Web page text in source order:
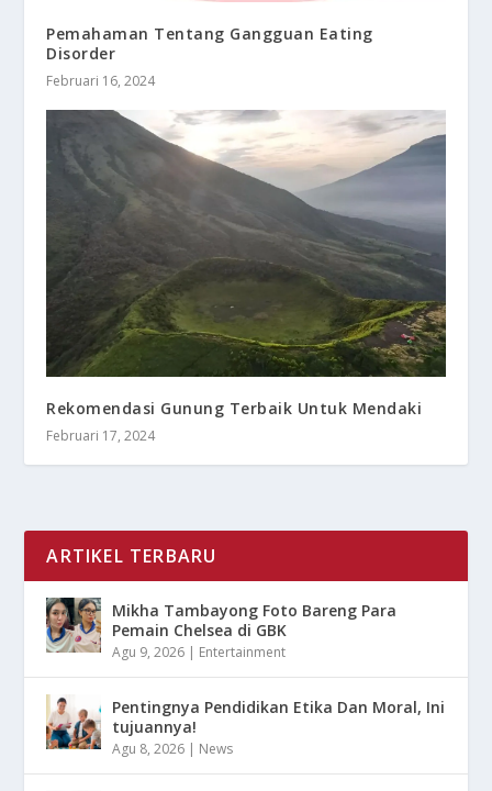
Pemahaman Tentang Gangguan Eating
Disorder
Februari 16, 2024
Rekomendasi Gunung Terbaik Untuk Mendaki
Februari 17, 2024
ARTIKEL TERBARU
Mikha Tambayong Foto Bareng Para
Pemain Chelsea di GBK
Agu 9, 2026 | Entertainment
Pentingnya Pendidikan Etika Dan Moral, Ini
tujuannya!
Agu 8, 2026 | News